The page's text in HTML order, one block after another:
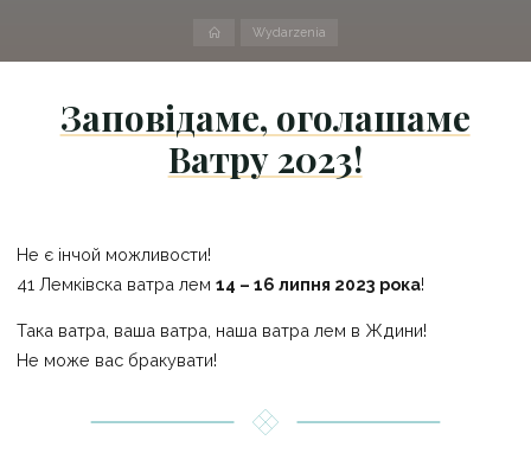
StronaWydarzenia
Заповідаме, оголашаме
Ватру 2023!
Не є інчой можливости!
41 Лемківска ватра лем14 – 16 липня 2023 рока!
Така ватра, ваша ватра, наша ватра лем в Ждини!
Не може вас бракувати!